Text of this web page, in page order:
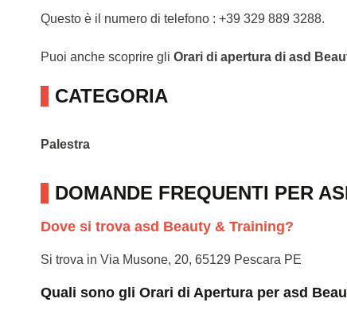
Questo è il numero di telefono : +39 329 889 3288.
Puoi anche scoprire gli Orari di apertura di asd
CATEGORIA
Palestra
DOMANDE FREQUENTI PER
Dove si trova asd Beauty & Training?
Si trova in Via Musone, 20, 65129 Pescara PE
Quali sono gli Orari di Apertura per asd